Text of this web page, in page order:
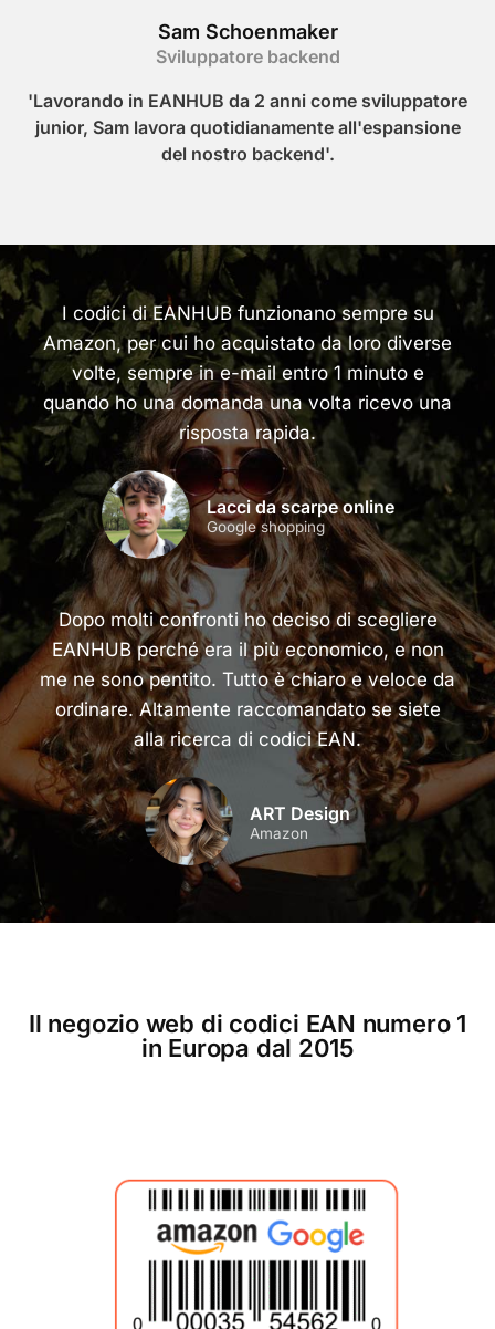
Sam Schoenmaker
Sviluppatore backend
'Lavorando in EANHUB da 2 anni come sviluppatore
junior, Sam lavora quotidianamente all'espansione
del nostro backend'.
I codici di EANHUB funzionano sempre su
Amazon, per cui ho acquistato da loro diverse
volte, sempre in e-mail entro 1 minuto e
quando ho una domanda una volta ricevo una
risposta rapida.
Lacci da scarpe online
Google shopping
Dopo molti confronti ho deciso di scegliere
EANHUB perché era il più economico, e non
me ne sono pentito. Tutto è chiaro e veloce da
ordinare. Altamente raccomandato se siete
alla ricerca di codici EAN.
ART Design
Amazon
Il negozio web di codici EAN numero 1
in Europa dal 2015